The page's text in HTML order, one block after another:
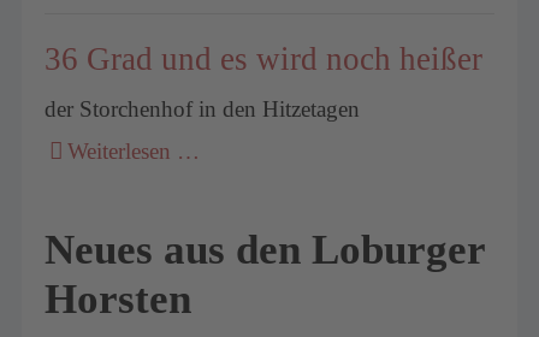
36 Grad und es wird noch heißer
der Storchenhof in den Hitzetagen
Weiterlesen …
Neues aus den Loburger
Horsten